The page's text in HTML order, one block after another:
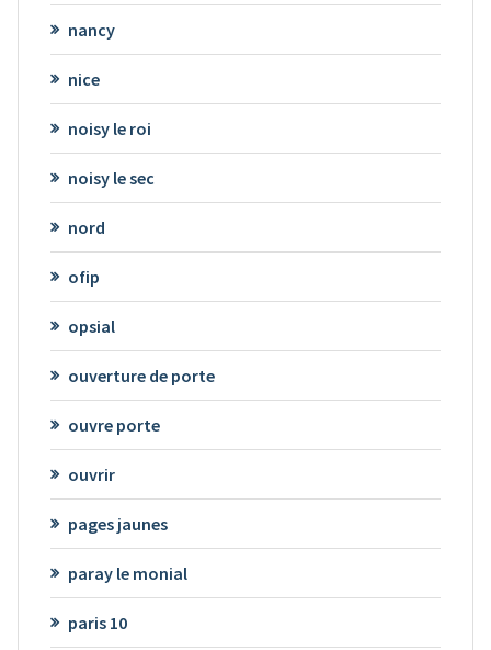
nancy
nice
noisy le roi
noisy le sec
nord
ofip
opsial
ouverture de porte
ouvre porte
ouvrir
pages jaunes
paray le monial
paris 10